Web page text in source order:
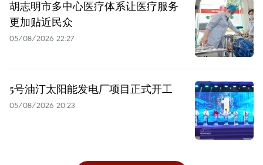
胡志明市多中心医疗体系让医疗服务
更加贴近民众
05/08/2026 22:27
5号油汀太阳能发电厂项目正式开工
05/08/2026 20:23